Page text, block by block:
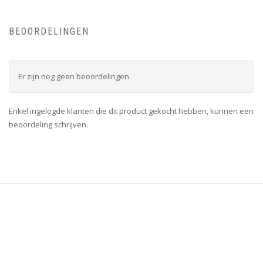
BEOORDELINGEN
Er zijn nog geen beoordelingen.
Enkel ingelogde klanten die dit product gekocht hebben, kunnen een
beoordeling schrijven.